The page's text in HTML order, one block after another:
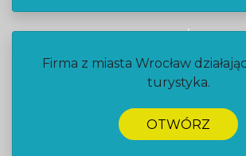
Firma z miasta Wrocław
turystyka.
OTWÓRZ